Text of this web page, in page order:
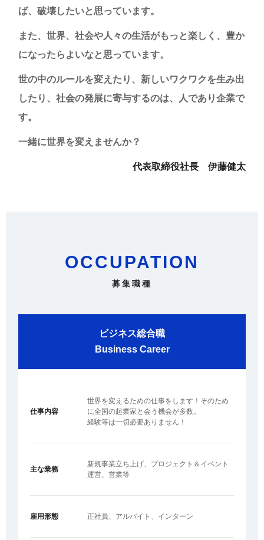
ば、破壊したいと思っています。
また、世界、社会や人々の生活がもっと楽しく、豊か
になったらよいなと思っています。
世の中のルールを変えたり、新しいワクワクを生み出
したり、社会の発展に寄与するのは、人であり企業で
す。
一緒に世界を変えませんか？
代表取締役社長 伊藤健太
OCCUPATION
募集職種
ビジネス総合職
Business Career
仕事内容
世界を変えるための仕事をします！そのため
に全国の起業家と会う機会が多数。
経験等は一切必要ありません！
主な業務
新規事業立ち上げ、プロジェクト＆イベント
運営、営業等
雇用形態 正社員、アルバイト、インターン